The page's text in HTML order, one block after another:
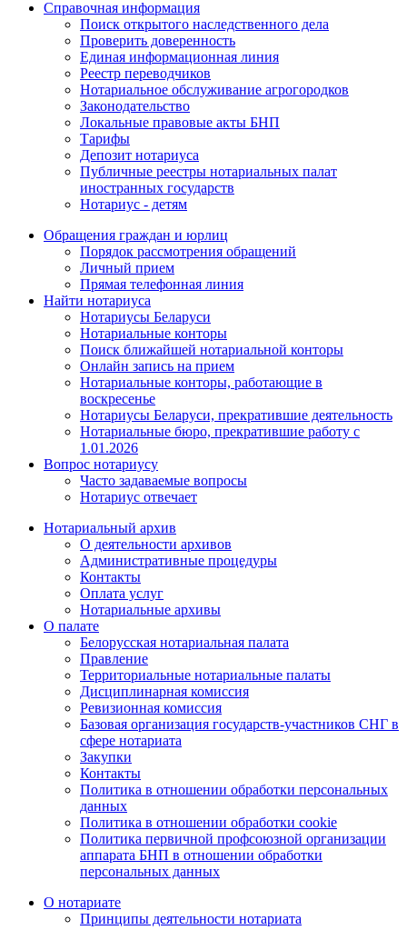
Справочная информация
Поиск открытого наследственного дела
Проверить доверенность
Единая информационная линия
Реестр переводчиков
Нотариальное обслуживание агрогородков
Законодательство
Локальные правовые акты БНП
Тарифы
Депозит нотариуса
Публичные реестры нотариальных палат
иностранных государств
Нотариус - детям
Обращения граждан и юрлиц
Порядок рассмотрения обращений
Личный прием
Прямая телефонная линия
Найти нотариуса
Нотариусы Беларуси
Нотариальные конторы
Поиск ближайшей нотариальной конторы
Онлайн запись на прием
Нотариальные конторы, работающие в
воскресенье
Нотариусы Беларуси, прекратившие деятельность
Нотариальные бюро, прекратившие работу с
1.01.2026
Вопрос нотариусу
Часто задаваемые вопросы
Нотариус отвечает
Нотариальный архив
О деятельности архивов
Административные процедуры
Контакты
Оплата услуг
Нотариальные архивы
О палате
Белорусская нотариальная палата
Правление
Территориальные нотариальные палаты
Дисциплинарная комиссия
Ревизионная комиссия
Базовая организация государств-участников СНГ в
сфере нотариата
Закупки
Контакты
Политика в отношении обработки персональных
данных
Политика в отношении обработки cookie
Политика первичной профсоюзной организации
аппарата БНП в отношении обработки
персональных данных
О нотариате
Принципы деятельности нотариата